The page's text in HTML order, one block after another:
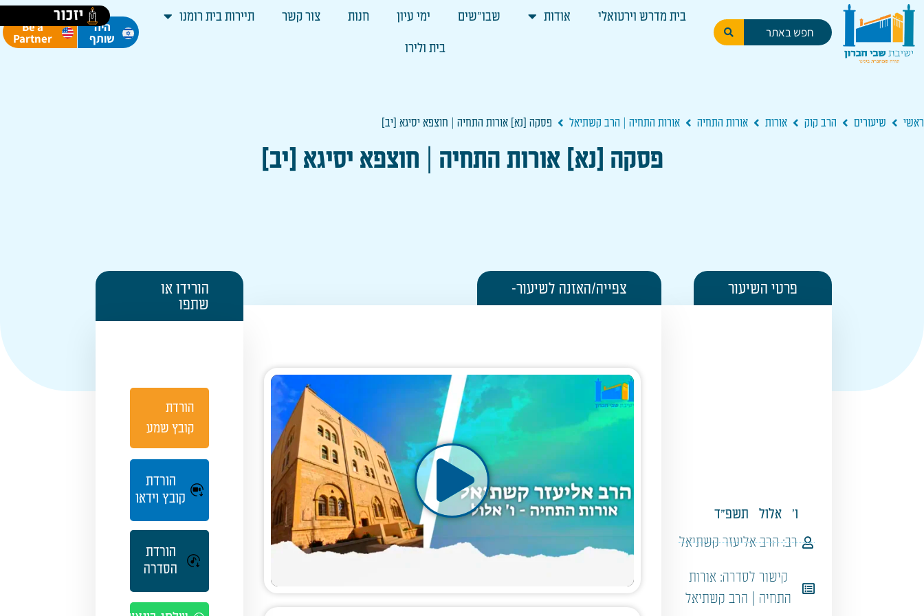
יזכור בית מדרש וירטואלי אודות שבו"שים ימי עיון חנות צור קשר תיירות בית רומנו
בית ולירו
היה
שותף
Be a
Partner
ראשי שיעורים הרב קוק אורות אורות התחיה אורות התחיה | הרב קשתיאל פסקה [נא] אורות התחיה | חוצפא יסיגא [יב]
פסקה [נא] אורות התחיה | חוצפא יסיגא [יב]
פרטי השיעור
ו' אלול
תשפ"ד
רב: הרב אליעזר קשתיאל
קישור לסדרה: אורות
התחיה | הרב קשתיאל
צפייה/האזנה לשיעור-
הורידו או
שתפו
הורדת
קובץ שמע
הורדת
קובץ וידאו
הורדת
הסדרה